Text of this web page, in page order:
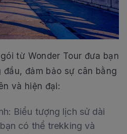
từ Wonder Tour đưa bạn
đảm bảo sự cân bằng
và hiện đại:
Biểu tượng lịch sử dài
có thể trekking và